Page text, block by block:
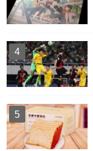
4
5